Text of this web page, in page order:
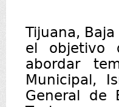
Tijuana,
el objetivo
abordar
Municipal,
General de